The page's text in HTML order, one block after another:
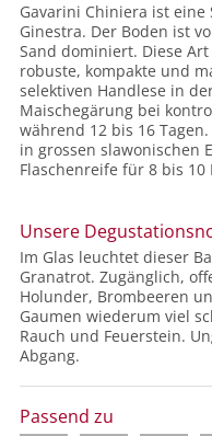
Gavarini Chiniera ist
Ginestra. Der Boden ist
Sand dominiert. Diese
robuste, kompakte und
selektiven Handlese in
Maischegärung bei
während 12 bis 16
in grossen slawonischen
Flaschenreife für 8 bis 10
Unsere
Im Glas leuchtet dieser
Granatrot. Zugänglich,
Holunder, Brombeeren
Gaumen wiederum viel
Rauch und Feuerstein.
Abgang.
Passend zu